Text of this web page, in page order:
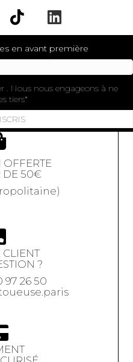
en avant première
. Nous nous engageons à ne
tiers
OFFERTE
DE 50€
CLIENT
?
97 26 50